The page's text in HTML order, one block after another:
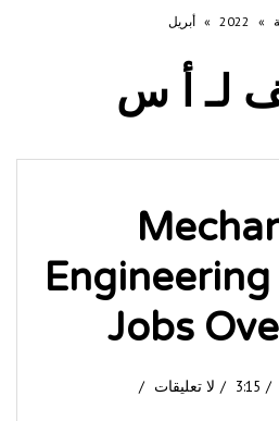
»
2022
» أبريل
لـ أ س
Jobs
3:15 لا تعليقات